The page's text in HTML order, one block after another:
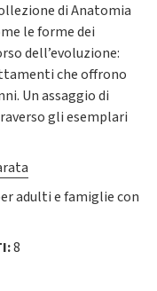
di Anatomia
le forme dei
dell’evoluzione:
che offrono
Un assaggio di
gli esemplari
adulti e famiglie con
8